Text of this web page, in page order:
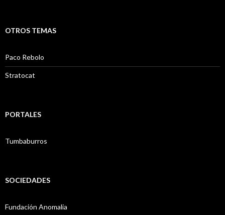
OTROS TEMAS
Paco Rebolo
Stratocat
PORTALES
Tumbaburros
SOCIEDADES
Fundación Anomalia